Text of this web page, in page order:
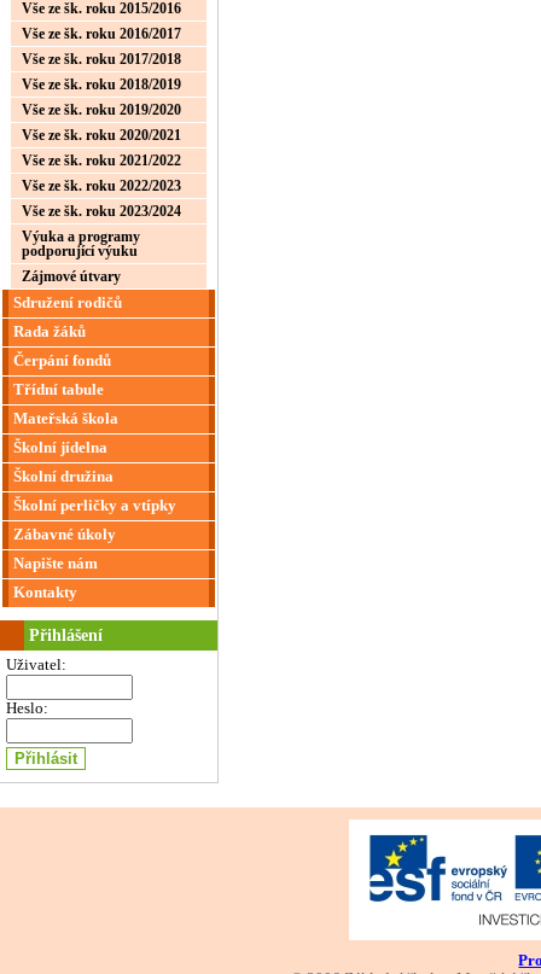
Vše ze šk. roku 2015/2016
Vše ze šk. roku 2016/2017
Vše ze šk. roku 2017/2018
Vše ze šk. roku 2018/2019
Vše ze šk. roku 2019/2020
Vše ze šk. roku 2020/2021
Vše ze šk. roku 2021/2022
Vše ze šk. roku 2022/2023
Vše ze šk. roku 2023/2024
Výuka a programy
podporující výuku
Zájmové útvary
Sdružení rodičů
Rada žáků
Čerpání fondů
Třídní tabule
Mateřská škola
Školní jídelna
Školní družina
Školní perličky a vtípky
Zábavné úkoly
Napište nám
Kontakty
Přihlášení
Uživatel:
Heslo: